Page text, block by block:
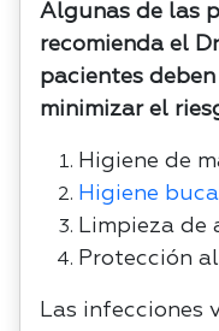
Algunas de las
recomienda el
pacientes
minimizar el
Higiene de
Higiene
Limpieza de
Protección
Las infecciones